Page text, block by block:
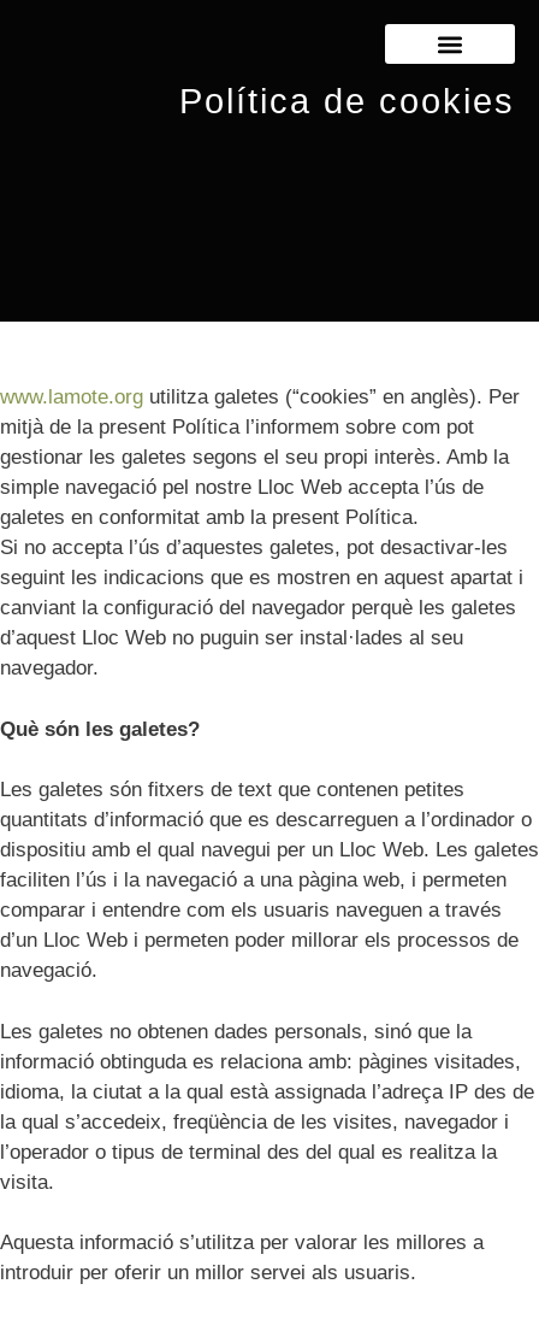
Política de cookies
www.lamote.org utilitza galetes (“cookies” en anglès). Per
mitjà de la present Política l’informem sobre com pot
gestionar les galetes segons el seu propi interès. Amb la
simple navegació pel nostre Lloc Web accepta l’ús de
galetes en conformitat amb la present Política.
Si no accepta l’ús d’aquestes galetes, pot desactivar-les
seguint les indicacions que es mostren en aquest apartat i
canviant la configuració del navegador perquè les galetes
d’aquest Lloc Web no puguin ser instal·lades al seu
navegador.
Què són les galetes?
Les galetes són fitxers de text que contenen petites
quantitats d’informació que es descarreguen a l’ordinador o
dispositiu amb el qual navegui per un Lloc Web. Les galetes
faciliten l’ús i la navegació a una pàgina web, i permeten
comparar i entendre com els usuaris naveguen a través
d’un Lloc Web i permeten poder millorar els processos de
navegació.
Les galetes no obtenen dades personals, sinó que la
informació obtinguda es relaciona amb: pàgines visitades,
idioma, la ciutat a la qual està assignada l’adreça IP des de
la qual s’accedeix, freqüència de les visites, navegador i
l’operador o tipus de terminal des del qual es realitza la
visita.
Aquesta informació s’utilitza per valorar les millores a
introduir per oferir un millor servei als usuaris.